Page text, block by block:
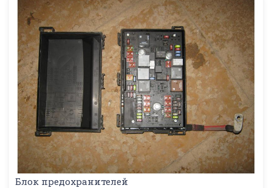
Блок предохранителей